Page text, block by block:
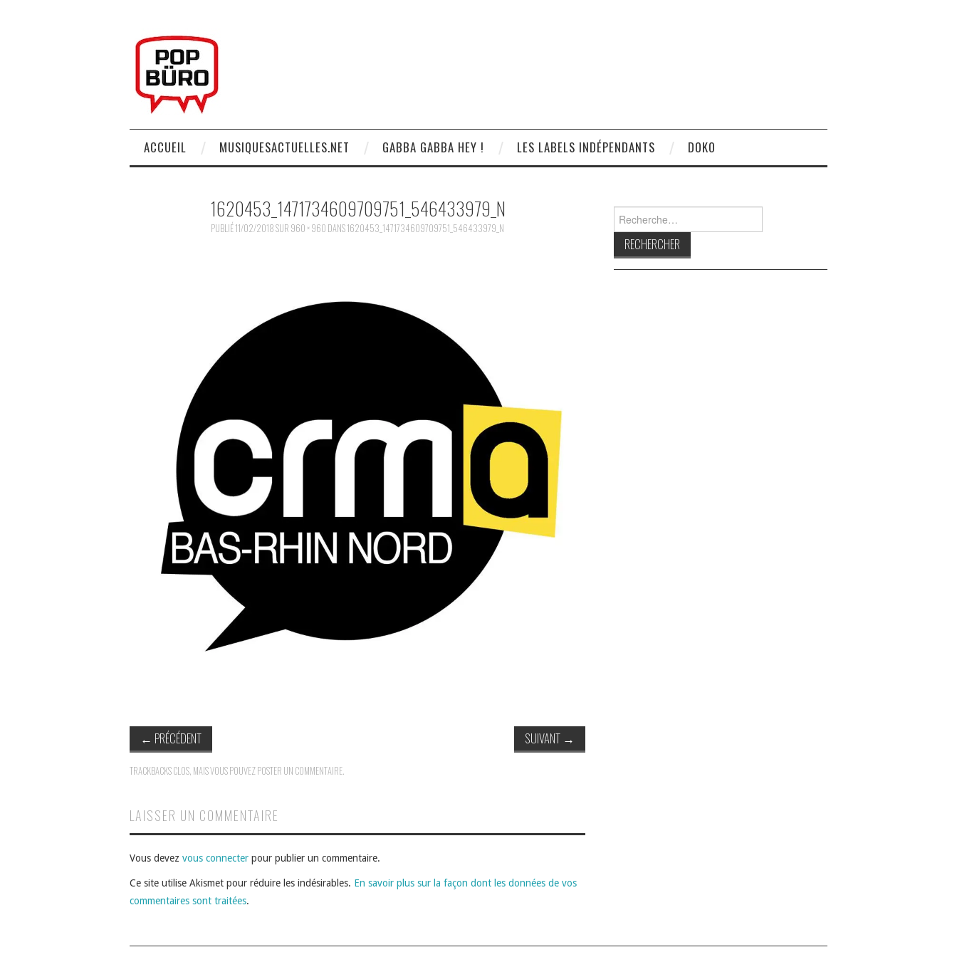
ACCUEIL MUSIQUESACTUELLES.NET GABBA GABBA HEY ! LES LABELS INDÉPENDANTS DOKO
1620453_1471734609709751_546433979_N
PUBLIÉ11/02/2018SUR 960 × 960 DANS1620453_1471734609709751_546433979_N
← PRÉCÉDENT SUIVANT →
TRACKBACKS CLOS, MAIS VOUS POUVEZPOSTER UN COMMENTAIRE.
LAISSER UN COMMENTAIRE
Vous devez vous connecter pour publier un commentaire.
Ce site utilise Akismet pour réduire les indésirables. En savoir plus sur la façon dont les données de vos
commentaires sont traitées.